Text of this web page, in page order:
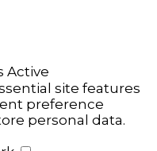
Active
site features
preference
personal data.